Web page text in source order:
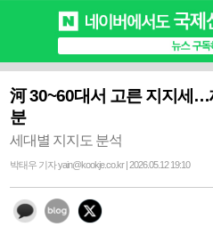
河 30~60대서 고른 지지세…
분
세대별 지지도 분석
박태우 기자 yain@kookje.co.kr | 2026.05.12 19:10